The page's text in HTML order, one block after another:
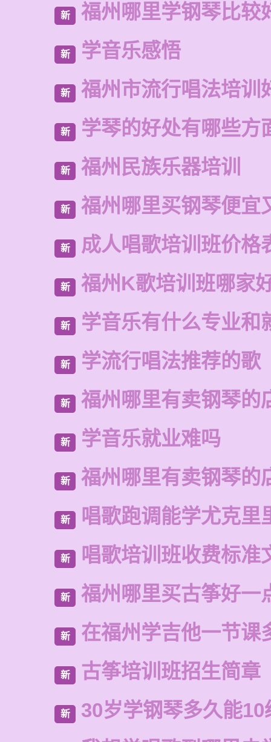
新 福州哪里学钢琴比较
新 学音乐感悟
新 福州市流行唱法培训
新 学琴的好处有哪些方
新 福州民族乐器培训
新 福州哪里买钢琴便宜
新 成人唱歌培训班价格
新 福州K歌培训班哪家
新 学音乐有什么专业和
新 学流行唱法推荐的歌
新 福州哪里有卖钢琴的
新 学音乐就业难吗
新 福州哪里有卖钢琴的
新 唱歌跑调能学尤克里
新 唱歌培训班收费标准
新 福州哪里买古筝好一
新 在福州学吉他一节课
新 古筝培训班招生简章
新
30岁学钢琴多久能10